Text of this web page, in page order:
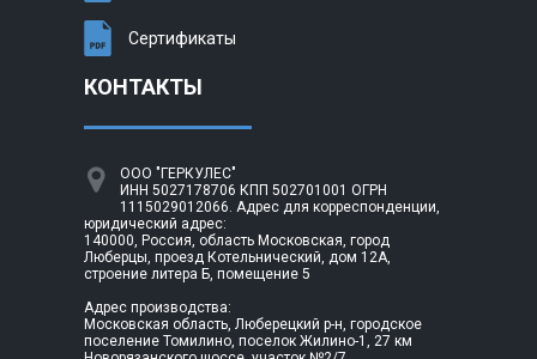
Сертификаты
КОНТАКТЫ
ООО "ГЕРКУЛЕС"
ИНН 5027178706 КПП 502701001 ОГРН
1115029012066. Адрес для корреспонденции,
юридический адрес:
140000, Россия, область Московская, город
Люберцы, проезд Котельнический, дом 12А,
строение литера Б, помещение 5
Адрес производства:
Московская область, Люберецкий р-н, городское
поселение Томилино, поселок Жилино-1, 27 км